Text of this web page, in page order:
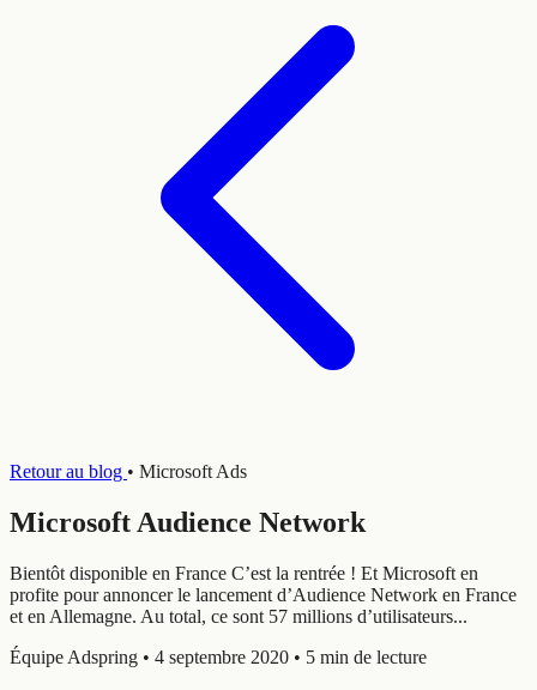
Retour au blog • Microsoft Ads
Microsoft Audience Network
Bientôt disponible en France C’est la rentrée ! Et Microsoft en
profite pour annoncer le lancement d’Audience Network en France
et en Allemagne. Au total, ce sont 57 millions d’utilisateurs...
Équipe Adspring • 4 septembre 2020 • 5 min de lecture